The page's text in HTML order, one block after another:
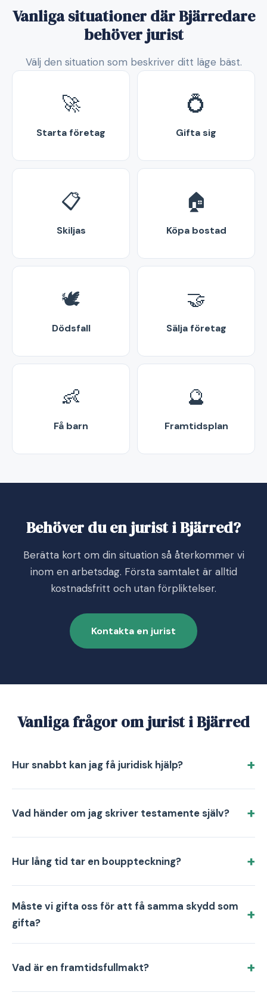
Vanliga situationer där Bjärredare
behöver jurist
Välj den situation som beskriver ditt läge bäst.
🚀
Starta företag
💍
Gifta sig
📋
Skiljas
🏠
Köpa bostad
🕊️
Dödsfall
🤝
Sälja företag
👶
Få barn
🔮
Framtidsplan
Behöver du en jurist i Bjärred?
Berätta kort om din situation så återkommer vi
inom en arbetsdag. Första samtalet är alltid
kostnadsfritt och utan förpliktelser.
Kontakta en jurist
Vanliga frågor om jurist i Bjärred
Hur snabbt kan jag få juridisk hjälp?
Vad händer om jag skriver testamente själv?
Hur lång tid tar en bouppteckning?
Måste vi gifta oss för att få samma skydd som
gifta?
Vad är en framtidsfullmakt?